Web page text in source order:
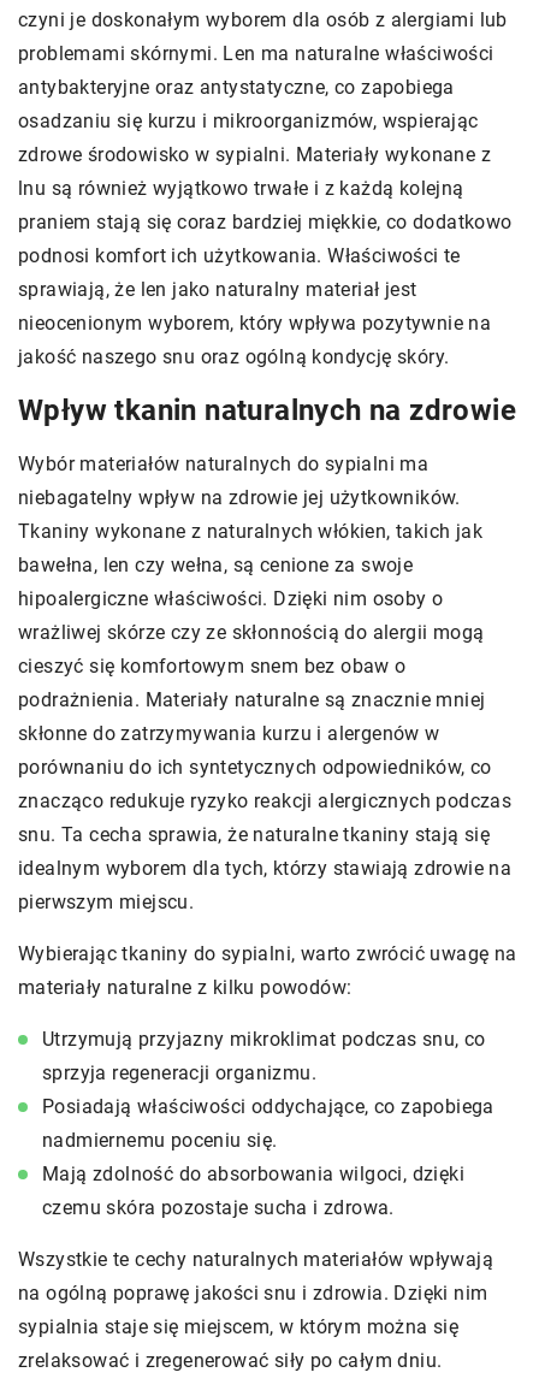
czyni je doskonałym wyborem dla osób z alergiami lub
problemami skórnymi. Len ma naturalne właściwości
antybakteryjne oraz antystatyczne, co zapobiega
osadzaniu się kurzu i mikroorganizmów, wspierając
zdrowe środowisko w sypialni. Materiały wykonane z
lnu są również wyjątkowo trwałe i z każdą kolejną
praniem stają się coraz bardziej miękkie, co dodatkowo
podnosi komfort ich użytkowania. Właściwości te
sprawiają, że len jako naturalny materiał jest
nieocenionym wyborem, który wpływa pozytywnie na
jakość naszego snu oraz ogólną kondycję skóry.
Wpływ tkanin naturalnych na zdrowie
Wybór materiałów naturalnych do sypialni ma
niebagatelny wpływ na zdrowie jej użytkowników.
Tkaniny wykonane z naturalnych włókien, takich jak
bawełna, len czy wełna, są cenione za swoje
hipoalergiczne właściwości. Dzięki nim osoby o
wrażliwej skórze czy ze skłonnością do alergii mogą
cieszyć się komfortowym snem bez obaw o
podrażnienia. Materiały naturalne są znacznie mniej
skłonne do zatrzymywania kurzu i alergenów w
porównaniu do ich syntetycznych odpowiedników, co
znacząco redukuje ryzyko reakcji alergicznych podczas
snu. Ta cecha sprawia, że naturalne tkaniny stają się
idealnym wyborem dla tych, którzy stawiają zdrowie na
pierwszym miejscu.
Wybierając tkaniny do sypialni, warto zwrócić uwagę na
materiały naturalne z kilku powodów:
Utrzymują przyjazny mikroklimat podczas snu, co
sprzyja regeneracji organizmu.
Posiadają właściwości oddychające, co zapobiega
nadmiernemu poceniu się.
Mają zdolność do absorbowania wilgoci, dzięki
czemu skóra pozostaje sucha i zdrowa.
Wszystkie te cechy naturalnych materiałów wpływają
na ogólną poprawę jakości snu i zdrowia. Dzięki nim
sypialnia staje się miejscem, w którym można się
zrelaksować i zregenerować siły po całym dniu.